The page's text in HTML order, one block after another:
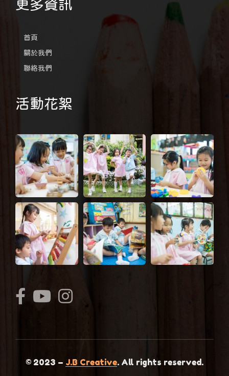
更多資訊
首頁
關於我們
聯絡我們
活動花絮
© 2023 – J.B Creative. All rights reserved.